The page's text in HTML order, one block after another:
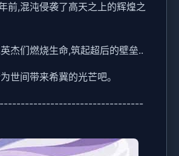
前,混沌侵袭了高天之上的辉煌之
杰们燃烧生命,筑起超后的壁垒..
世间带来希冀的光芒吧。